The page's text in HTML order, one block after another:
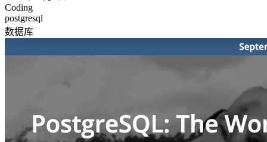
Coding
postgresql
数据库